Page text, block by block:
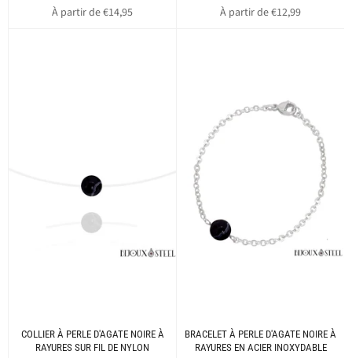
À partir de €14,95 À partir de €12,99
COLLIER À PERLE D'AGATE NOIRE À
RAYURES SUR FIL DE NYLON
BRACELET À PERLE D'AGATE NOIRE À
RAYURES EN ACIER INOXYDABLE